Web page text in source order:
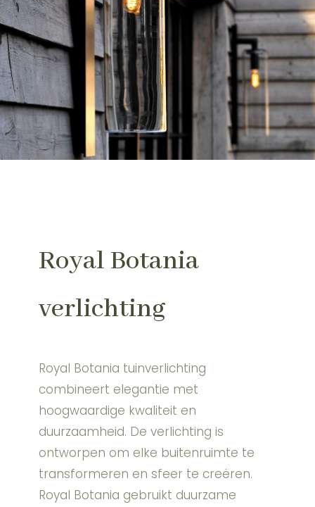
Royal Botania
verlichting
Royal Botania tuinverlichting
combineert elegantie met
hoogwaardige kwaliteit en
duurzaamheid. De verlichting is
ontworpen om elke buitenruimte te
transformeren en sfeer te creëren.
Royal Botania gebruikt duurzame